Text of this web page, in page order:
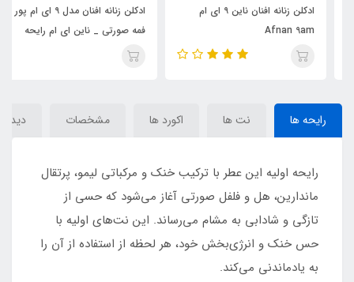
ادکلن زنانه افنان ناین ۹ ای‌ ام
Afnan 9am
ادکلن زنانه افنان مدل ۹ ای ام پور
فمه صورتی _ ناین ای ام رایحه
رایحه ها نت ها اکورد ها مشخصات
رایحه اولیه این عطر با ترکیب خنک و مرکباتی لیمو، پرتقال
ماندارین، هل و فلفل صورتی آغاز می‌شود که حسی از
تازگی و شادابی به مشام می‌رساند. این نت‌های اولیه با
حس خنک و انرژی‌بخش خود، هر لحظه از استفاده از آن را
به یادماندنی می‌کند.